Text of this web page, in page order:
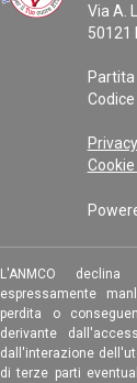
Via A.
50121
Partita
L'ANMCO
espressamente
perdita o
derivante
dall'interazione
di terze parti